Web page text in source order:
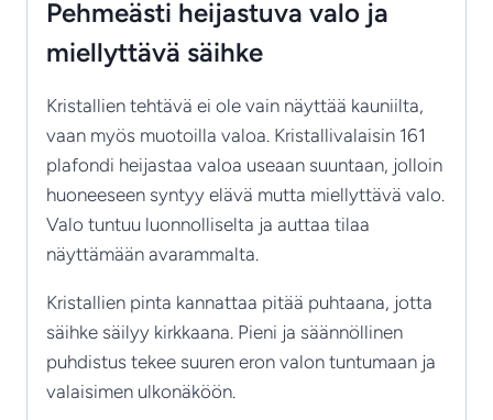
Pehmeästi heijastuva valo ja
miellyttävä säihke
Kristallien tehtävä ei ole vain näyttää kauniilta,
vaan myös muotoilla valoa. Kristallivalaisin 161
plafondi heijastaa valoa useaan suuntaan, jolloin
huoneeseen syntyy elävä mutta miellyttävä valo.
Valo tuntuu luonnolliselta ja auttaa tilaa
näyttämään avarammalta.
Kristallien pinta kannattaa pitää puhtaana, jotta
säihke säilyy kirkkaana. Pieni ja säännöllinen
puhdistus tekee suuren eron valon tuntumaan ja
valaisimen ulkonäköön.